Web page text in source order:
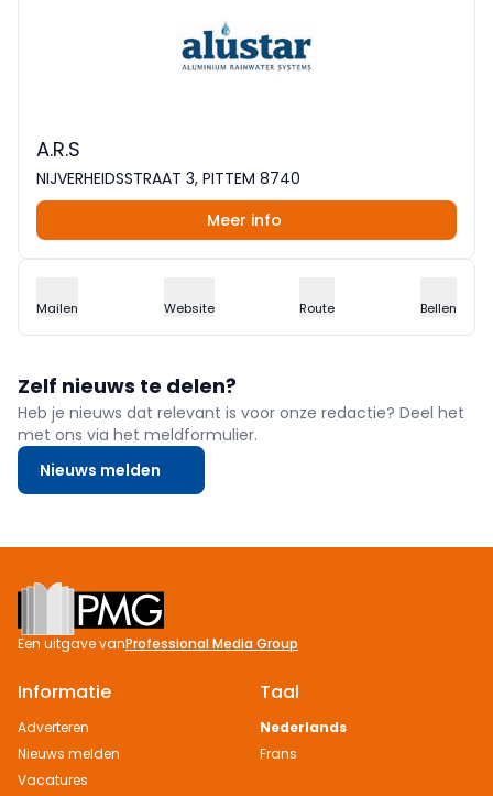
A.R.S
NIJVERHEIDSSTRAAT 3, PITTEM 8740
Meer info
Mailen Website Route Bellen
Zelf nieuws te delen?
Heb je nieuws dat relevant is voor onze redactie? Deel het
met ons via het meldformulier.
Nieuws melden
Footer
Een uitgave vanProfessional Media Group
Informatie
Adverteren
Nieuws melden
Vacatures
Taal
Nederlands
Frans